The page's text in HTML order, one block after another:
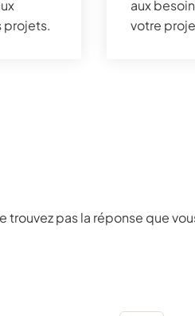
projets.
aux
votre
trouvez pas la réponse que